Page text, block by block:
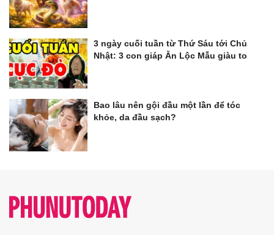
3 ngày cuối tuần từ Thứ Sáu tới Chủ
Nhật: 3 con giáp Ăn Lộc Mẫu giàu to
Bao lâu nên gội đầu một lần để tóc
khỏe, da đầu sạch?